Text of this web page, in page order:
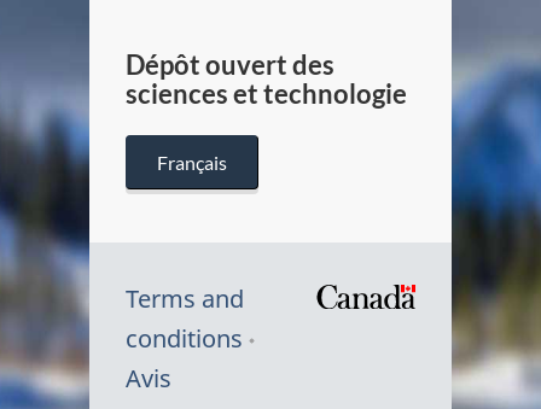
Dépôt ouvert des
sciences et technologie
Français
Terms and
conditions
Avis
Symbole